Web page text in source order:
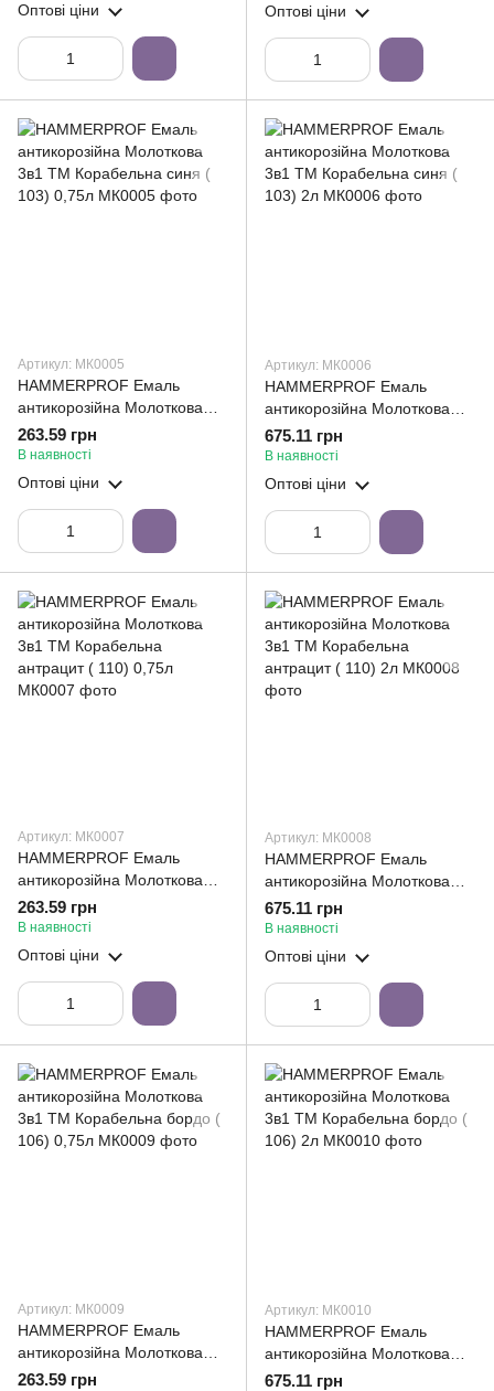
Оптові ціни Оптові ціни
Артикул: МК0005
HAMMERPROF Емаль
антикорозійна Молоткова
3в1 ТМ Корабельна синя (
103) 0,75л
263.59 грн
В наявності
Оптові ціни
Артикул: МК0006
HAMMERPROF Емаль
антикорозійна Молоткова
3в1 ТМ Корабельна синя (
103) 2л
675.11 грн
В наявності
Оптові ціни
Артикул: МК0007
HAMMERPROF Емаль
антикорозійна Молоткова
3в1 ТМ Корабельна
антрацит ( 110) 0,75л
263.59 грн
В наявності
Оптові ціни
Артикул: МК0008
HAMMERPROF Емаль
антикорозійна Молоткова
3в1 ТМ Корабельна
антрацит ( 110) 2л
675.11 грн
В наявності
Оптові ціни
Артикул: МК0009
HAMMERPROF Емаль
антикорозійна Молоткова
3в1 ТМ Корабельна бордо (
263.59 грн
Артикул: МК0010
HAMMERPROF Емаль
антикорозійна Молоткова
3в1 ТМ Корабельна бордо (
675.11 грн